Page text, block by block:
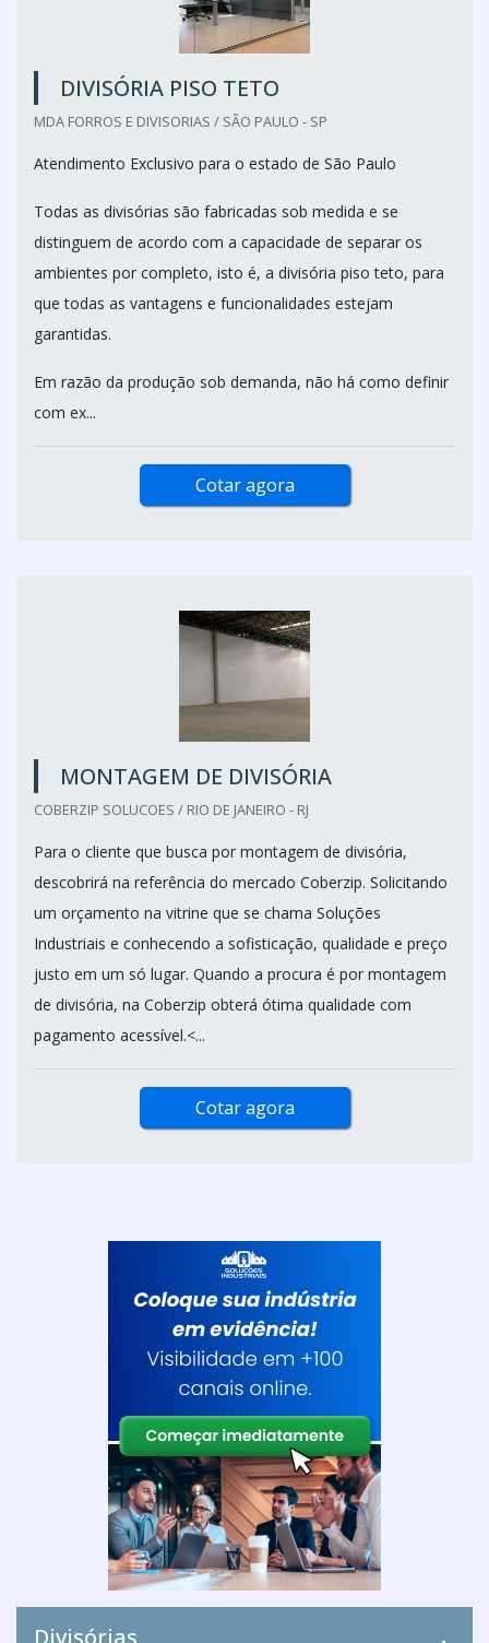
DIVISÓRIA PISO TETO
MDA FORROS E DIVISORIAS / SÃO PAULO - SP
Atendimento Exclusivo para o estado de São Paulo
Todas as divisórias são fabricadas sob medida e se
distinguem de acordo com a capacidade de separar os
ambientes por completo, isto é, a divisória piso teto, para
que todas as vantagens e funcionalidades estejam
garantidas.
Em razão da produção sob demanda, não há como definir
com ex...
Cotar agora
MONTAGEM DE DIVISÓRIA
COBERZIP SOLUCOES / RIO DE JANEIRO - RJ
Para o cliente que busca por montagem de divisória,
descobrirá na referência do mercado Coberzip. Solicitando
um orçamento na vitrine que se chama Soluções
Industriais e conhecendo a sofisticação, qualidade e preço
justo em um só lugar. Quando a procura é por montagem
de divisória, na Coberzip obterá ótima qualidade com
pagamento acessível.<...
Cotar agora
Divisórias